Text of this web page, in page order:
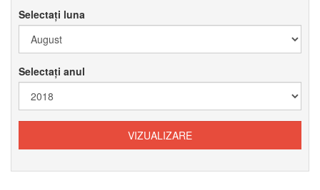
Selectați luna
Selectați anul